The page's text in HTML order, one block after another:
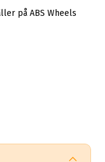
på ABS Wheels